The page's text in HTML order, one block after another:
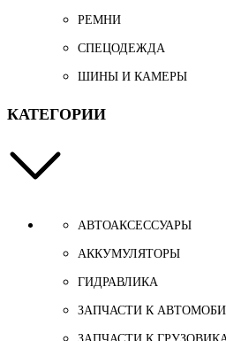
РЕМНИ
СПЕЦОДЕЖДА
ШИНЫ И КАМЕРЫ
КАТЕГОРИИ
АВТОАКСЕССУАРЫ
АККУМУЛЯТОРЫ
ГИДРАВЛИКА
ЗАПЧАСТИ К